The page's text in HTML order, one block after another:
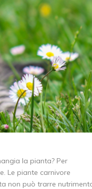
la pianta? Per
Le piante carnivore
non può trarre